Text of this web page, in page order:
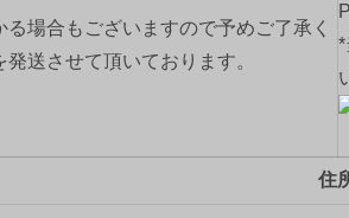
場合もございますので予めご了承く
送させて頂いております。
*
住